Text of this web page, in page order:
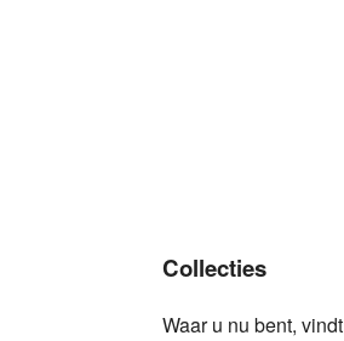
Collecties
Waar u nu bent,